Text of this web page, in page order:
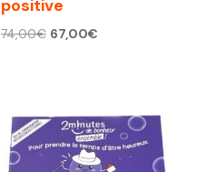
positive
74,00€ Le
74,00€.
67,00€Le
67,00€.